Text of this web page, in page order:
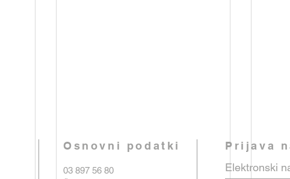
Osnovni podatki
03 897 56 80
Prijava
Elektronski